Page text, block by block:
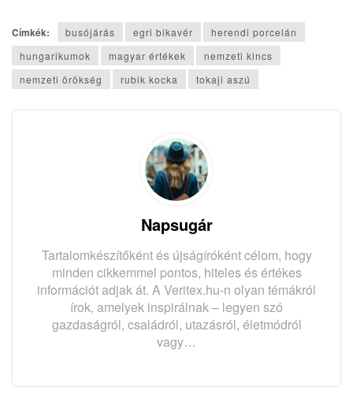
Címkék: busójárás egri bikavér
herendi porcelán
hungarikumok
magyar értékek
nemzeti kincs
nemzeti örökség
rubik kocka tokaji aszú
Napsugár
Tartalomkészítőként és újságíróként célom, hogy
minden cikkemmel pontos, hiteles és értékes
információt adjak át. A Veritex.hu-n olyan témákról
írok, amelyek inspirálnak – legyen szó
gazdaságról, családról, utazásról, életmódról
vagy…